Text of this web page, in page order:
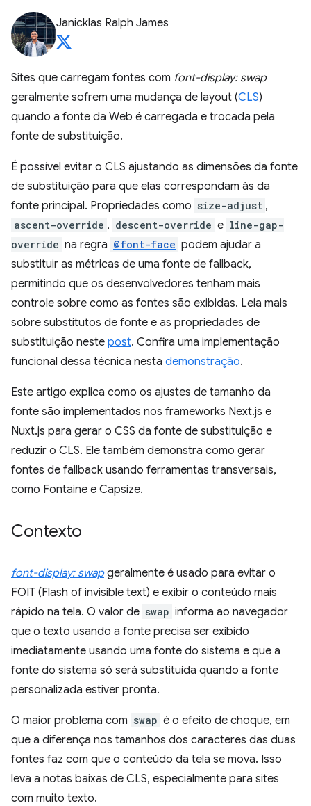
Janicklas Ralph James
Sites que carregam fontes com font-display: swap
geralmente sofrem uma mudança de layout (CLS)
quando a fonte da Web é carregada e trocada pela
fonte de substituição.
É possível evitar o CLS ajustando as dimensões da fonte
de substituição para que elas correspondam às da
fonte principal. Propriedades como size-adjust ,
ascent-override , descent-override e line-gap-
override na regra @font-face podem ajudar a
substituir as métricas de uma fonte de fallback,
permitindo que os desenvolvedores tenham mais
controle sobre como as fontes são exibidas. Leia mais
sobre substitutos de fonte e as propriedades de
substituição neste post. Confira uma implementação
funcional dessa técnica nesta demonstração.
Este artigo explica como os ajustes de tamanho da
fonte são implementados nos frameworks Next.js e
Nuxt.js para gerar o CSS da fonte de substituição e
reduzir o CLS. Ele também demonstra como gerar
fontes de fallback usando ferramentas transversais,
como Fontaine e Capsize.
Contexto
font-display: swapgeralmente é usado para evitar o
FOIT (Flash of invisible text) e exibir o conteúdo mais
rápido na tela. O valor de swap informa ao navegador
que o texto usando a fonte precisa ser exibido
imediatamente usando uma fonte do sistema e que a
fonte do sistema só será substituída quando a fonte
personalizada estiver pronta.
O maior problema com swap é o efeito de choque, em
que a diferença nos tamanhos dos caracteres das duas
fontes faz com que o conteúdo da tela se mova. Isso
leva a notas baixas de CLS, especialmente para sites
com muito texto.